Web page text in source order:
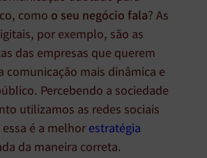
como o seu negócio fala? As
por exemplo, são as
das empresas que querem
comunicação mais dinâmica e
Percebendo a sociedade
utilizamos as redes sociais
é a melhorestratégia
da maneira correta.